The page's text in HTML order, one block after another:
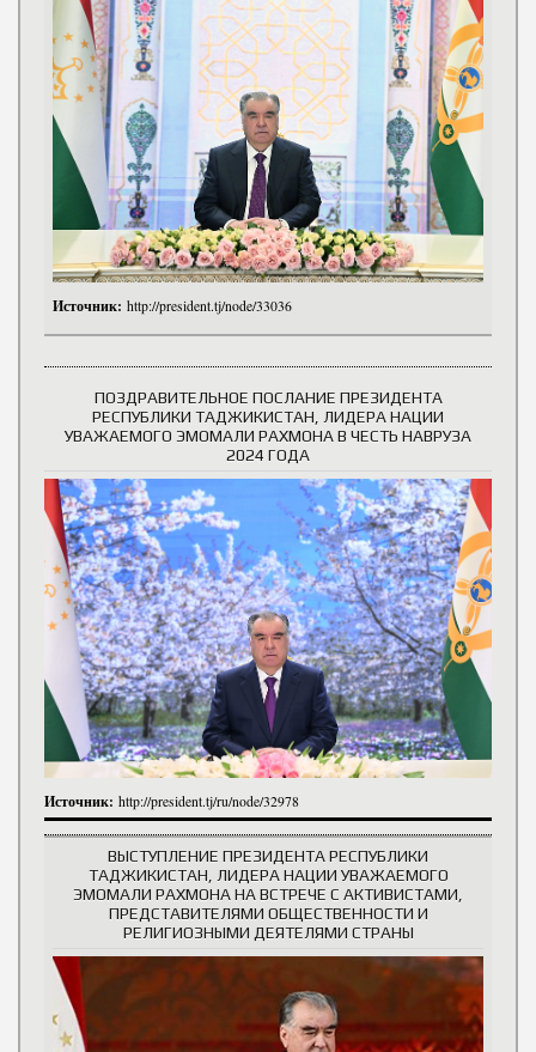
Источник: http://president.tj/node/33036
ПОЗДРАВИТЕЛЬНОЕ ПОСЛАНИЕ ПРЕЗИДЕНТА
РЕСПУБЛИКИ ТАДЖИКИСТАН, ЛИДЕРА НАЦИИ
УВАЖАЕМОГО ЭМОМАЛИ РАХМОНА В ЧЕСТЬ НАВРУЗА
2024 ГОДА
Источник: http://president.tj/ru/node/32978
ВЫСТУПЛЕНИЕ ПРЕЗИДЕНТА РЕСПУБЛИКИ
ТАДЖИКИСТАН, ЛИДЕРА НАЦИИ УВАЖАЕМОГО
ЭМОМАЛИ РАХМОНА НА ВСТРЕЧЕ С АКТИВИСТАМИ,
ПРЕДСТАВИТЕЛЯМИ ОБЩЕСТВЕННОСТИ И
РЕЛИГИОЗНЫМИ ДЕЯТЕЛЯМИ СТРАНЫ